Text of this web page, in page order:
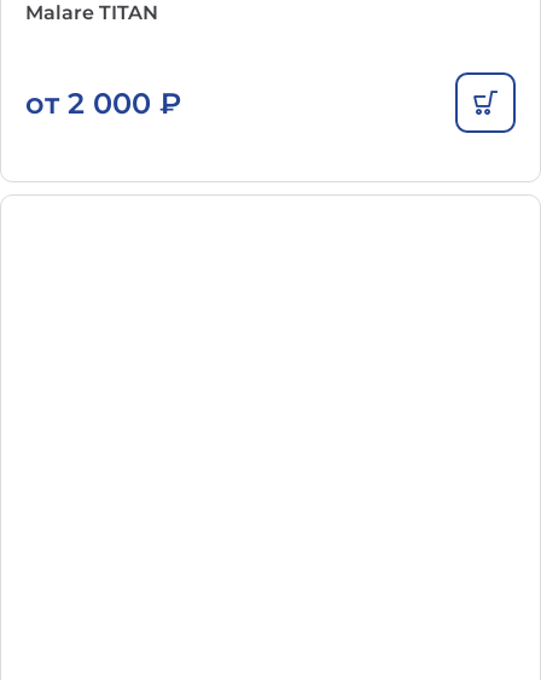
Malare TITAN
от 2 000 ₽